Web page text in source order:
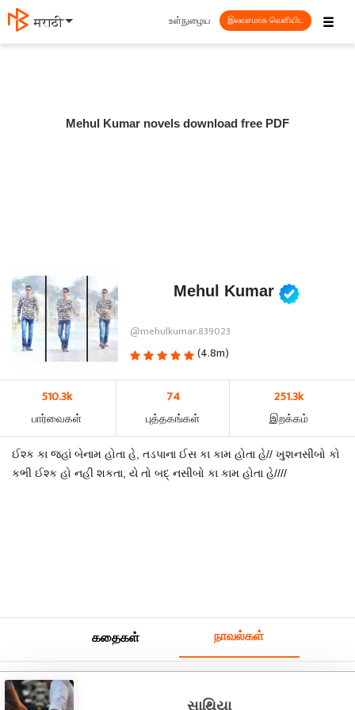
मराठी ☰
உள்நுழைய இலவசமாக வெளியிட
Mehul Kumar novels download free PDF
Mehul Kumar
@mehulkumar.839023
(4.8m)
510.3k
பார்வைகள்
74
புத்தகங்கள்
251.3k
இறக்கம்
ઈશ્ક કા જહાં બેનામ હોતા હે, તડપાના ઈસ કા કામ હોતા હે// ખુશનસીબો કો
કભી ઈશ્ક હો નહી શકતા, યે તો બદ્ નસીબો કા કામ હોતા હે////
கதைகள் நாவல்கள்
સાથિયા